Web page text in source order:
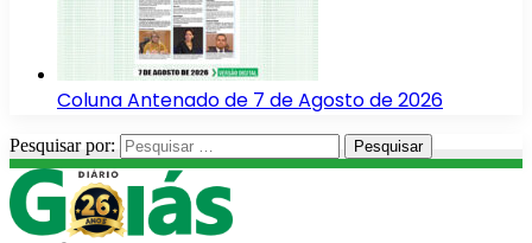
Coluna Antenado de 7 de Agosto de 2026
Pesquisar por: